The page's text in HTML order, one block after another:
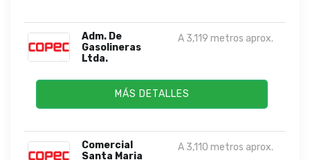
Adm. De
Gasolineras
Ltda.
A 3,119 metros aprox.
MÁS DETALLES
Comercial
Santa Maria
A 3,110 metros aprox.